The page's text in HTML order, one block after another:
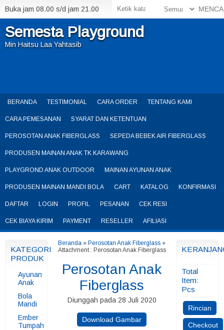
Buka jam 08.00 s/d jam 21.00
Semesta Playground
Min Haitsu Laa Yahtasib
BERANDA TESTIMONIAL CARA ORDER TENTANG KAMI
CARA PEMESANAN SYARAT DAN KETENTUAN
PEROSOTAN ANAK FIBERGLASS SEPEDA BEBEK AIR FIBERGLASS
PRODUSEN MAINAN ANAK TK KARAWANG
PLAYGROND ANAK OUTDOOR MAINAN AYUNAN ANAK
PRODUSEN MAINAN MANDI BOLA CART KATALOG KONFIRMASI
DAFTAR LOGIN PROFIL PESANAN CEK RESI
CEK BIAYA KIRIM PAYMENT RESELLER AFILIASI
KATEGORI
PRODUK
Ayunan
Anak
Bola
Mandi
Ember
Tumpah
Beranda » Perosotan Anak Fiberglass »
Attachment : Perosotan Anak Fiberglass
Perosotan Anak
Fiberglass
Diunggah pada 28 Juli 2020
Download Gambar
Total
Item:
Pcs
Rincian
Checkout